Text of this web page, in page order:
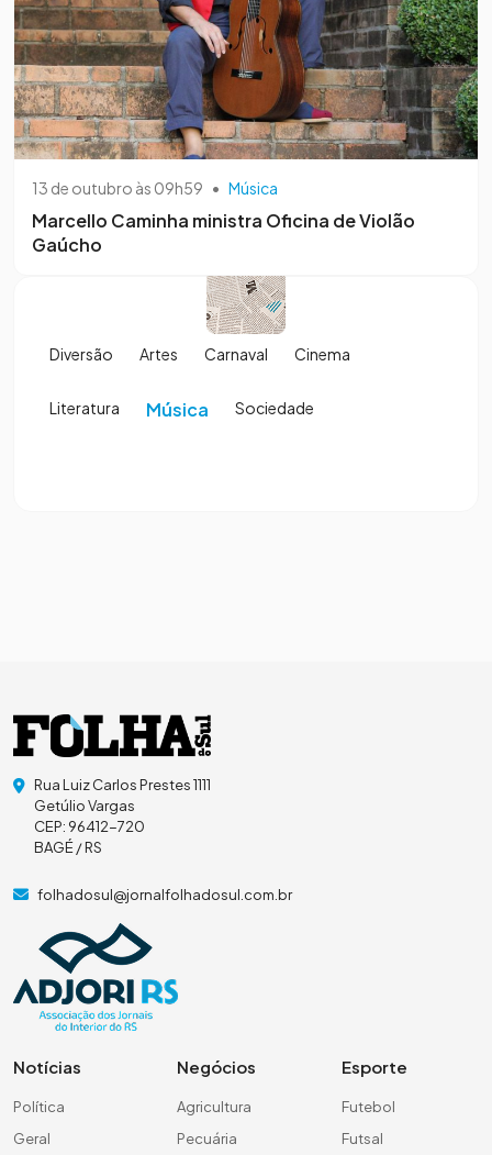
13 de outubro às 09h59 • Música
Marcello Caminha ministra Oficina de Violão
Gaúcho
Diversão Artes Carnaval Cinema
Literatura Música Sociedade
Rua Luiz Carlos Prestes 1111
Getúlio Vargas
CEP: 96412-720
BAGÉ / RS
folhadosul@jornalfolhadosul.com.br
Notícias
Política
Geral
Negócios
Agricultura
Pecuária
Esporte
Futebol
Futsal